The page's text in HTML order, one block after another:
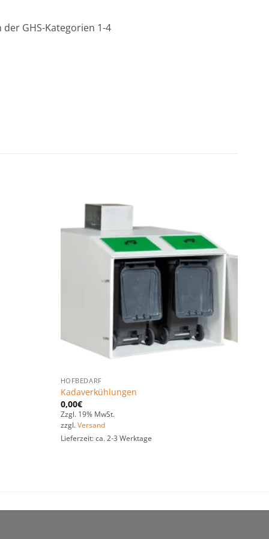
GHS-Kategorien 1-4
Favoriten
hinzufügen
HOFBEDARF
Kadaverkühlungen
0,00€
Zzgl. 19% MwSt.
zzgl. Versand
Lieferzeit: ca. 2-3 Werktage